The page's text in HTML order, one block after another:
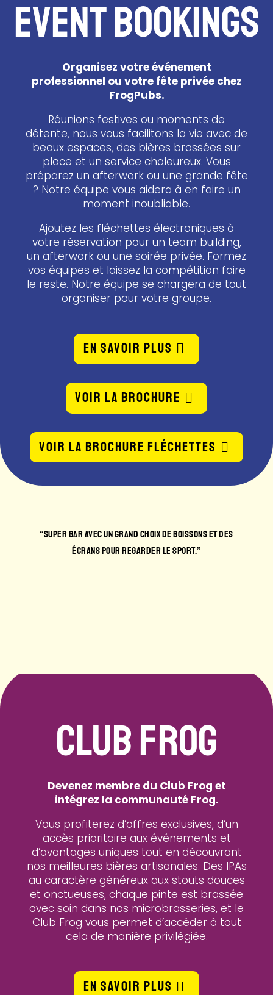
FC Barcelone vs Ath Bilbao
Thu. 27.08.2026
Ligue 1
Lille vs Paris SG
Fri. 28.08.2026
20:45
Premier League
Crystal Palace vs Man City
Fri. 28.08.2026
21:00
EVENT BOOKINGS
Organisez votre événement
professionnel ou votre fête privée chez
FrogPubs.
Réunions festives ou moments de
détente, nous vous facilitons la vie avec de
beaux espaces, des bières brassées sur
place et un service chaleureux. Vous
préparez un afterwork ou une grande fête
? Notre équipe vous aidera à en faire un
moment inoubliable.
Ajoutez les fléchettes électroniques à
votre réservation pour un team building,
un afterwork ou une soirée privée. Formez
vos équipes et laissez la compétition faire
le reste. Notre équipe se chargera de tout
organiser pour votre groupe.
EN SAVOIR PLUS
Voir la brochure
Voir la brochure fléchettes
CHOIX DE BOISSONS ET DES
“L’UN DES MEILLEURS BARS À
AMBIANCE, UN SPOT VRAIMENT COOL.
CLUB FROG
Devenez membre du Club Frog et
intégrez la communauté Frog.
Vous profiterez d’offres exclusives, d’un
accès prioritaire aux événements et
d’avantages uniques tout en découvrant
nos meilleures bières artisanales. Des IPAs
au caractère généreux aux stouts douces
et onctueuses, chaque pinte est brassée
avec soin dans nos microbrasseries, et le
Club Frog vous permet d’accéder à tout
cela de manière privilégiée.
EN SAVOIR PLUS